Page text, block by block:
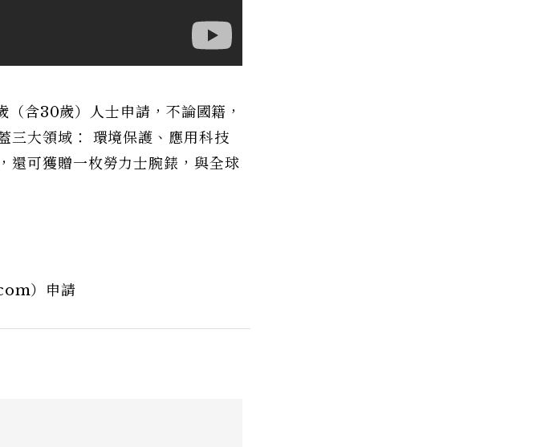
含30歲）人士申請，不論國籍，
三大領域： 環境保護、應用科技
還可獲贈一枚勞力士腕錶，與全球
）申請